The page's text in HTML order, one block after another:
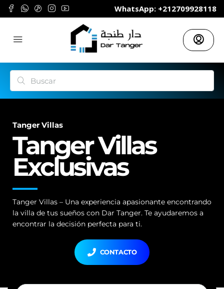
	WhatsApp: +212709928118
Tanger Villas
Tanger Villas
Exclusivas
Tanger Villas – Una experiencia apasionante encontrando
la villa de tus sueños con Dar Tanger. Te ayudaremos a
encontrar la decisión perfecta para ti.
CONTACTO